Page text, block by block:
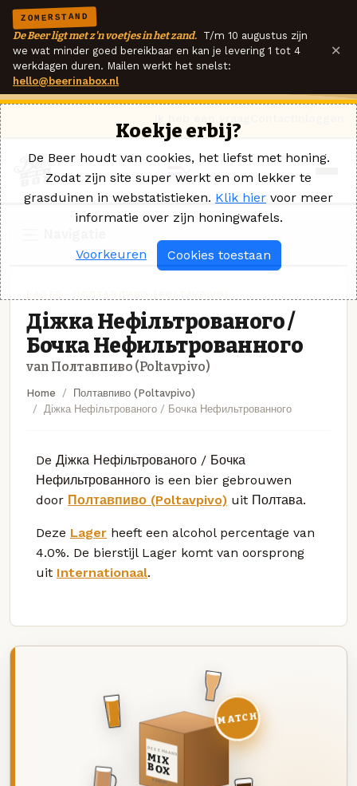
ZOMERSTAND
De Beer ligt met z'n voetjes in het zand. T/m 10 augustus zijn
we wat minder goed bereikbaar en kan je levering 1 tot 4
werkdagen duren. Mailen werkt het snelst:
hello@beerinabox.nl
×
Діжка Нефільтрованого /
Бочка Нефильтрованного
van Полтавпиво (Poltavpivo)
Home
Полтавпиво (Poltavpivo)
Діжка Нефільтрованого / Бочка Нефильтрованного
De Діжка Нефільтрованого / Бочка
Нефильтрованного is een bier gebrouwen
door Полтавпиво (Poltavpivo) uit Полтава.
Deze Lager heeft een alcohol percentage van
4.0%. De bierstijl Lager komt van oorsprong
uit Internationaal.
DEZE MAAND
MIX
BOX
8 BIEREN
MATCH
Koekje erbij?
De Beer houdt van cookies, het liefst met honing.
Zodat zijn site super werkt en om lekker te
grasduinen in webstatistieken. Klik hier voor meer
informatie over zijn honingwafels.
Voorkeuren Cookies toestaan